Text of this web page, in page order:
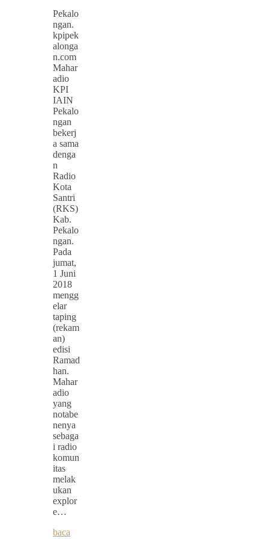
Pekalo
ngan.
kpipek
alonga
n.com
Mahar
adio
KPI
IAIN
Pekalo
ngan
bekerj
a sama
denga
n
Radio
Kota
Santri
(RKS)
Kab.
Pekalo
ngan.
Pada
jumat,
1 Juni
2018
mengg
elar
taping
(rekam
an)
edisi
Ramad
han.
Mahar
adio
yang
notabe
nenya
sebaga
i radio
komun
itas
melak
ukan
explor
e…
baca